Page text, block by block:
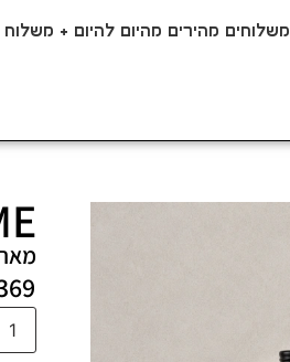
משלוחים מהירים מהיום להיום + משלוח